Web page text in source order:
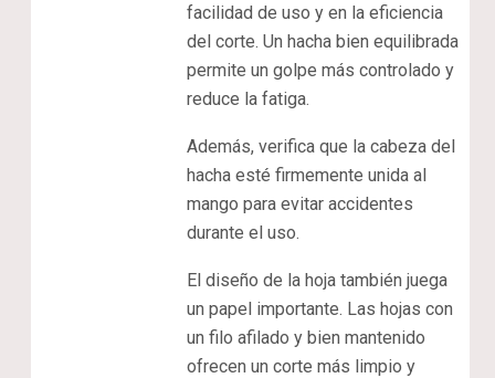
facilidad de uso y en la eficiencia
del corte. Un hacha bien equilibrada
permite un golpe más controlado y
reduce la fatiga.
Además, verifica que la cabeza del
hacha esté firmemente unida al
mango para evitar accidentes
durante el uso.
El diseño de la hoja también juega
un papel importante. Las hojas con
un filo afilado y bien mantenido
ofrecen un corte más limpio y